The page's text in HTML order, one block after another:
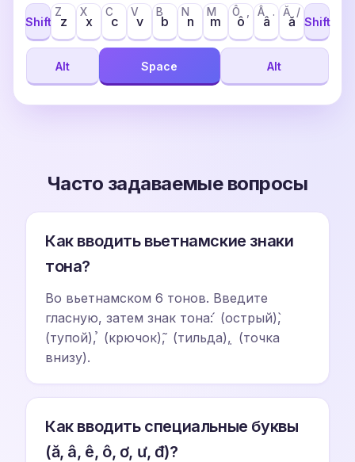
Shift z
Z
x
X
c
C
v
V
b
B
n
N
m
M
ô
Ô
â
Â .
ă
Ă /
Shift
Alt Space Alt
Часто задаваемые вопросы
Как вводить вьетнамские знаки
тона?
Во вьетнамском 6 тонов. Введите
гласную, затем знак тона: ́ (острый), ̀
(тупой), ̉ (крючок), ̃ (тильда), ̣ (точка
внизу).
Как вводить специальные буквы
(ă, â, ê, ô, ơ, ư, đ)?